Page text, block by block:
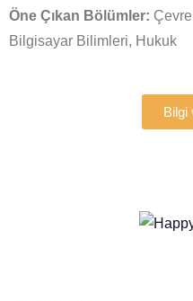
Öne Çıkan Bölümler:
Bilgisayar Bilimleri, Hukuk
Bilgi